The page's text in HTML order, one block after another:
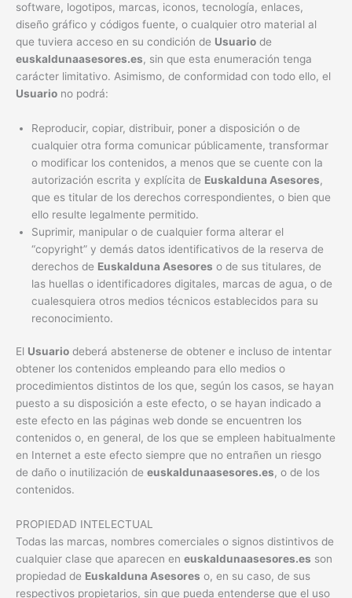
software, logotipos, marcas, iconos, tecnología, enlaces,
diseño gráfico y códigos fuente, o cualquier otro material al
que tuviera acceso en su condición de Usuario de
euskaldunaasesores.es, sin que esta enumeración tenga
carácter limitativo. Asimismo, de conformidad con todo ello, el
Usuario no podrá:
Reproducir, copiar, distribuir, poner a disposición o de
cualquier otra forma comunicar públicamente, transformar
o modificar los contenidos, a menos que se cuente con la
autorización escrita y explícita de Euskalduna Asesores,
que es titular de los derechos correspondientes, o bien que
ello resulte legalmente permitido.
Suprimir, manipular o de cualquier forma alterar el
“copyright” y demás datos identificativos de la reserva de
derechos de Euskalduna Asesores o de sus titulares, de
las huellas o identificadores digitales, marcas de agua, o de
cualesquiera otros medios técnicos establecidos para su
reconocimiento.
El Usuario deberá abstenerse de obtener e incluso de intentar
obtener los contenidos empleando para ello medios o
procedimientos distintos de los que, según los casos, se hayan
puesto a su disposición a este efecto, o se hayan indicado a
este efecto en las páginas web donde se encuentren los
contenidos o, en general, de los que se empleen habitualmente
en Internet a este efecto siempre que no entrañen un riesgo
de daño o inutilización de euskaldunaasesores.es, o de los
contenidos.
PROPIEDAD INTELECTUAL
Todas las marcas, nombres comerciales o signos distintivos de
cualquier clase que aparecen en euskaldunaasesores.es son
propiedad de Euskalduna Asesores o, en su caso, de sus
respectivos propietarios, sin que pueda entenderse que el uso